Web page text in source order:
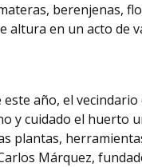
berenjenas,
altura en un acto de
este año, el vecindario
y cuidado el huerto
plantas,
Márquez,